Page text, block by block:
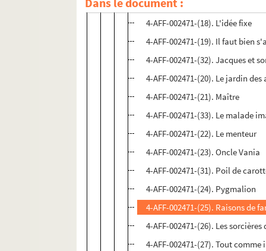
4-AFF-002471-(17). Gustave et
4-AFF-002471-(18). L'idée fixe
4-AFF-002471-(19). Il faut bien
4-AFF-002471-(32). Jacques et
4-AFF-002471-(20). Le jardin
4-AFF-002471-(21). Maître
4-AFF-002471-(33). Le malade
4-AFF-002471-(22). Le menteur
4-AFF-002471-(23). Oncle Vania
4-AFF-002471-(31). Poil de
4-AFF-002471-(24). Pygmalion
4-AFF-002471-(25). Raisons de
4-AFF-002471-(26). Les sorcières
4-AFF-002471-(27). Tout comme